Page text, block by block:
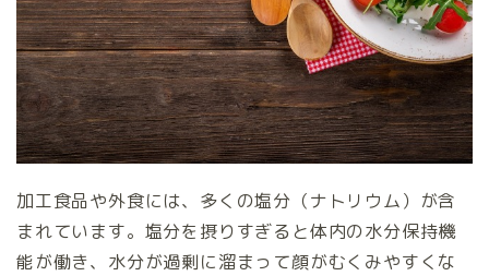
加工食品や外食には、多くの塩分（ナトリウム）が含
まれています。塩分を摂りすぎると体内の水分保持機
能が働き、水分が過剰に溜まって顔がむくみやすくな